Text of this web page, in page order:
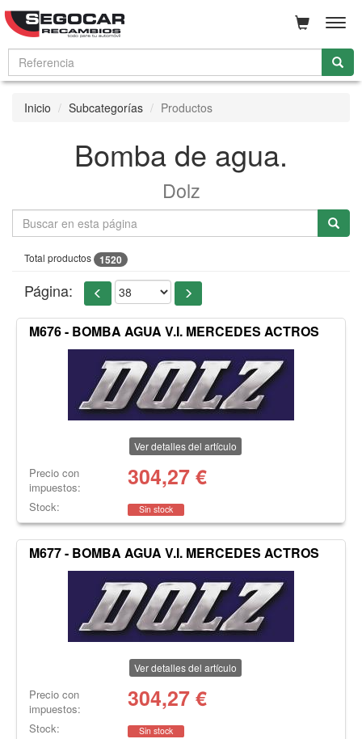
Inicio Subcategorías Productos
Bomba de agua.
Dolz
Total productos 1520
Página:
M676 - BOMBA AGUA V.I. MERCEDES ACTROS
Ver detalles del artículo
Precio con
impuestos:
304,27€
Stock: Sin stock
M677 - BOMBA AGUA V.I. MERCEDES ACTROS
Ver detalles del artículo
Precio con
impuestos:
304,27€
Stock: Sin stock